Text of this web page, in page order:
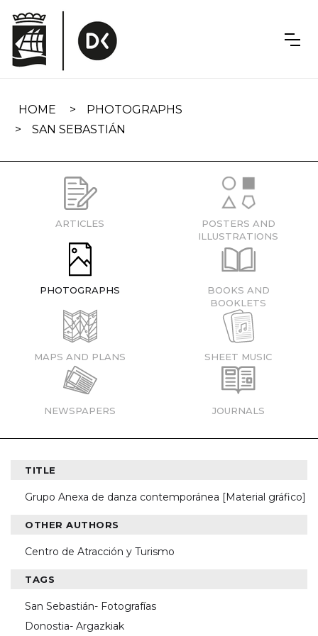
navigation
HOME
PHOTOGRAPHS
SAN SEBASTIÁN
ARTICLES
POSTERS AND
ILLUSTRATIONS
PHOTOGRAPHS
BOOKS AND
BOOKLETS
MAPS AND PLANS SHEET MUSIC
NEWSPAPERS JOURNALS
TITLE
Grupo Anexa de danza contemporánea [Material gráfico]
OTHER AUTHORS
Centro de Atracción y Turismo
TAGS
San Sebastián- Fotografías
Donostia- Argazkiak